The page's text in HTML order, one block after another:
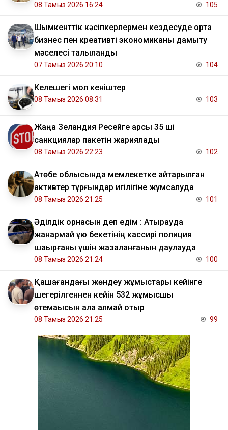
08 Тамыз 2026 16:24 105
Шымкенттік кәсіпкерлермен кездесуде орта
бизнес пен креативті экономиканы дамыту
мәселесі талқыланды
07 Тамыз 2026 20:10 104
Келешегі мол кеніштер
08 Тамыз 2026 08:31 103
Жаңа Зеландия Ресейге қарсы 35 ші
санкциялар пакетін жариялады
08 Тамыз 2026 22:23 102
​Ақтөбе облысында мемлекетке қайтарылған
активтер тұрғындар игілігіне жұмсалуда
08 Тамыз 2026 21:25 101
Әділдік орнасын деп едім : Атырауда
жанармай құю бекетінің кассирі полиция
шақырғаны үшін жазаланғанын даулауда
08 Тамыз 2026 21:24 100
Қашағандағы жөндеу жұмыстары кейінге
шегерілгеннен кейін 532 жұмысшы
өтемақысын ала алмай отыр
08 Тамыз 2026 21:25 99